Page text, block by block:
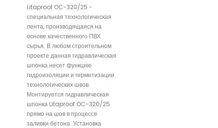
Litaproof OC-320/25 -
специальная технологическая
лента, производящаяся на
основе качественного ПВХ
сырья. В любом строительном
проекте данная гидравлическая
шпонка несет функцию
гидроизоляции и герметизации
технологических швов.
Монтируется гидравлическая
шпонка Litaproof OC-320/25
прямо на шов в процессе
заливки бетона. Установка